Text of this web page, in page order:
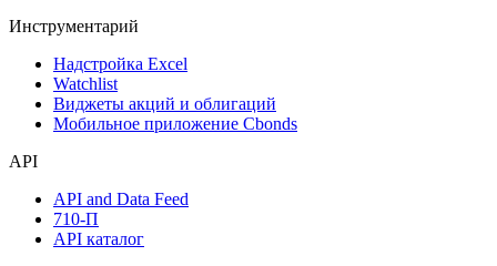
Инструментарий
Надстройка Excel
Watchlist
Виджеты акций и облигаций
Мобильное приложение Cbonds
API
API and Data Feed
710-П
API каталог